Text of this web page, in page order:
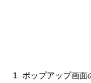
ポップアップ画面